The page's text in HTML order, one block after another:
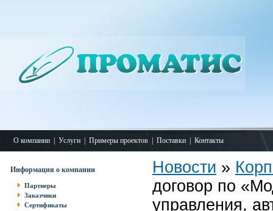
О компании Услуги Примеры проектов Поставки Контакты
Информация о компании
Партнеры
Заказчики
Сертификаты
Новости »
договор по
управления,